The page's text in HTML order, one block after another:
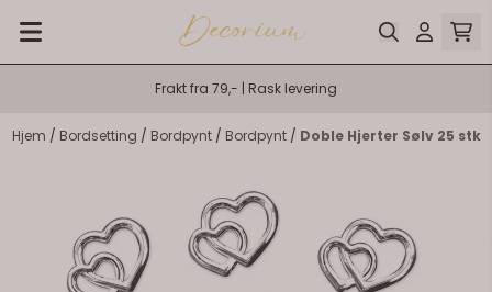
Hopp til innhold
Frakt fra 79,- | Rask levering
Hjem / Bordsetting / Bordpynt / Bordpynt / Doble Hjerter Sølv 25 stk